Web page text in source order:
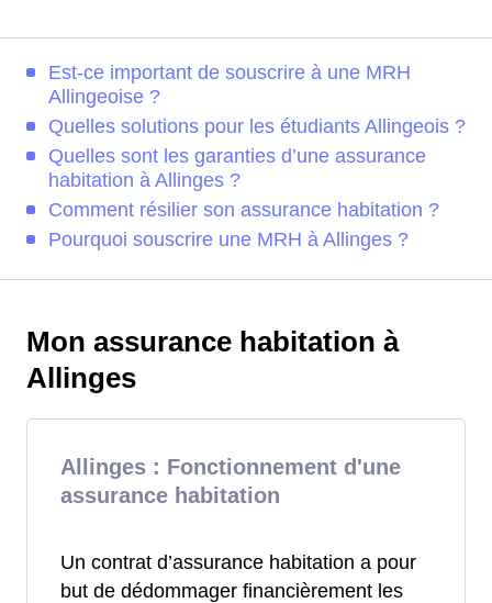
Est-ce important de souscrire à une MRH
Allingeoise ?
Quelles solutions pour les étudiants Allingeois ?
Quelles sont les garanties d’une assurance
habitation à Allinges ?
Comment résilier son assurance habitation ?
Pourquoi souscrire une MRH à Allinges ?
Mon assurance habitation à
Allinges
Allinges : Fonctionnement d'une
assurance habitation
Un contrat d’assurance habitation a pour
but de dédommager financièrement les